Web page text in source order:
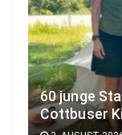
60 junge
Cottbuser